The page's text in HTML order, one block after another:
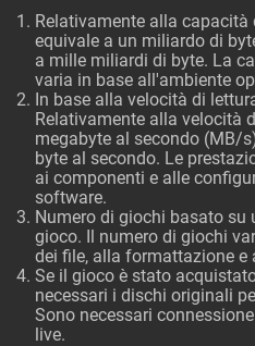
Relativamente alla capacità
equivale a un miliardo di
a mille miliardi di byte. La
varia in base all'ambiente
In base alla velocità di
Relativamente alla velocità
megabyte al secondo (MB/
byte al secondo. Le
ai componenti e alle
software.
Numero di giochi basato su
gioco. Il numero di giochi
dei file, alla formattazione
Se il gioco è stato
necessari i dischi originali
Sono necessari
live.